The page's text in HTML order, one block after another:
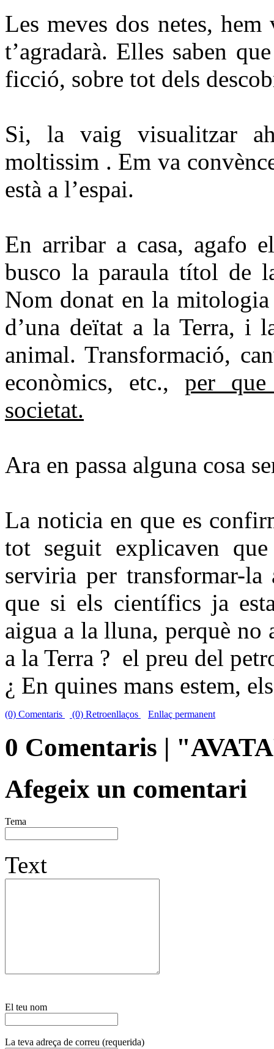
Les meves dos netes,
t’agradarà. Elles saben
ficció, sobre tot dels
Si, la vaig visualitzar
moltissim . Em va
està a l’espai.
En arribar a casa, agafo
busco la paraula títol de
Nom donat en la mitologia
d’una deïtat a la Terra, i
animal. Transformació,
econòmics, etc., per que
societat.
Ara en passa alguna cosa
La noticia en que es
tot seguit explicaven
serviria per transformar-
que si els científics ja
aigua a la lluna, perquè no
a la Terra ? el preu del
¿ En quines mans estem,
(0) Comentaris (0) Retroenllaços Enllaç permanent
0 Comentaris |
Afegeix un comentari
Tema
Text
El teu nom
La teva adreça de correu (requerida)